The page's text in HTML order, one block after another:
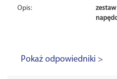
Opis:
zestaw
Pokaż odpowiedniki >